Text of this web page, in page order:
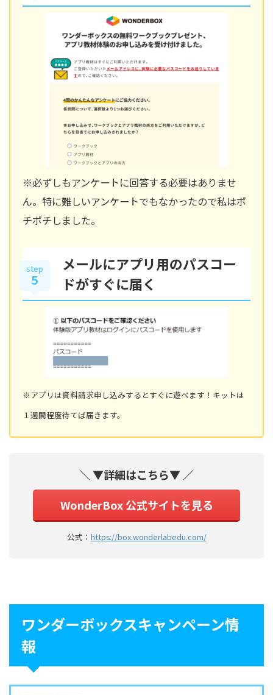
※必ずしもアンケートに回答する必要はありませ
ん。特に難しいアンケートでもなかったので私はポ
チポチしました。
step
5
メールにアプリ用のパスコー
ドがすぐに届く
※アプリは資料請求申し込みするとすぐに遊べます！キットは
１週間程度待てば届きます。
＼ ▼詳細はこちら▼ ／
WonderBox 公式サイトを見る
公式： https://box.wonderlabedu.com/
ワンダーボックスキャンペーン情
報